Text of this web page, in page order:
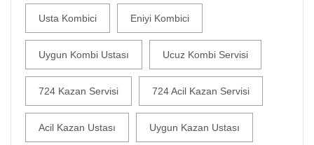
Usta Kombici Eniyi Kombici
Uygun Kombi Ustası Ucuz Kombi Servisi
724 Kazan Servisi 724 Acil Kazan Servisi
Acil Kazan Ustası Uygun Kazan Ustası